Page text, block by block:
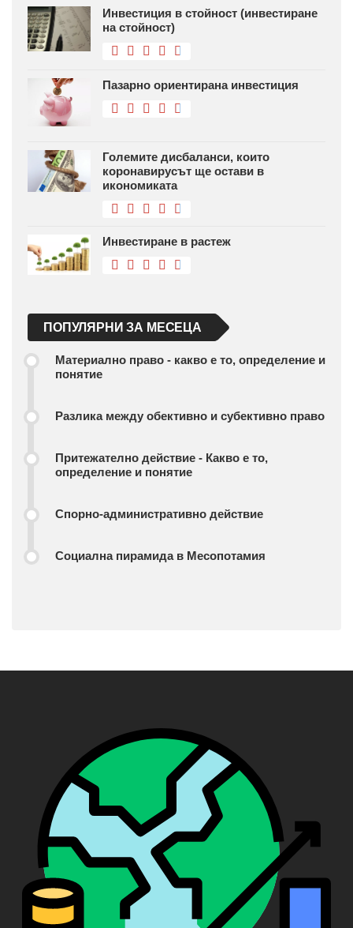
Инвестиция в стойност (инвестиране
на стойност)
Пазарно ориентирана инвестиция
Големите дисбаланси, които
коронавирусът ще остави в
икономиката
Инвестиране в растеж
ПОПУЛЯРНИ ЗА МЕСЕЦА
Материално право - какво е то, определение и
понятие
Разлика между обективно и субективно право
Притежателно действие - Какво е то,
определение и понятие
Спорно-административно действие
Социална пирамида в Месопотамия